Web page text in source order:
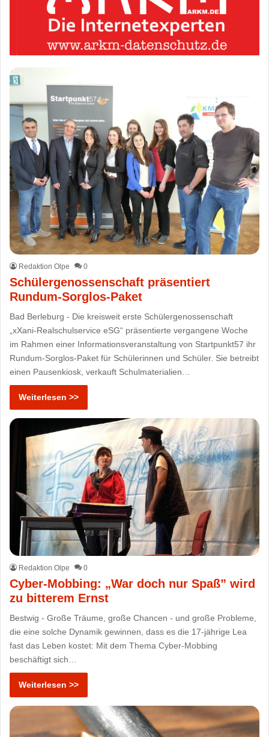
Redaktion Olpe 0
Schülergenossenschaft präsentiert
Rundum-Sorglos-Paket
Bad Berleburg - Die kreisweit erste Schülergenossenschaft
„xXani-Realschulservice eSG“ präsentierte vergangene Woche
im Rahmen einer Informationsveranstaltung von Startpunkt57 ihr
Rundum-Sorglos-Paket für Schülerinnen und Schüler. Sie betreibt
einen Pausenkiosk, verkauft Schulmaterialien…
Weiterlesen >>
Redaktion Olpe 0
Cyber-Mobbing: „War doch nur Spaß” wird
zu bitterem Ernst
Bestwig - Große Träume, große Chancen - und große Probleme,
die eine solche Dynamik gewinnen, dass es die 17-jährige Lea
fast das Leben kostet: Mit dem Thema Cyber-Mobbing
beschäftigt sich…
Weiterlesen >>